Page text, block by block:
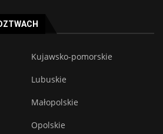
Kujawsko-pomorskie
Lubuskie
Małopolskie
Opolskie